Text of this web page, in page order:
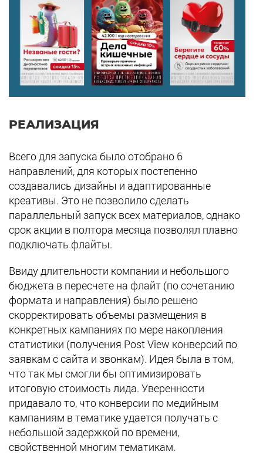
РЕАЛИЗАЦИЯ
Всего для запуска было отобрано 6
направлений, для которых постепенно
создавались дизайны и адаптированные
креативы. Это не позволило сделать
параллельный запуск всех материалов, однако
срок акции в полтора месяца позволял плавно
подключать флайты.
Ввиду длительности компании и небольшого
бюджета в пересчете на флайт (по сочетанию
формата и направления) было решено
скорректировать объемы размещения в
конкретных кампаниях по мере накопления
статистики (получения Post View конверсий по
заявкам с сайта и звонкам). Идея была в том,
что так мы смогли бы оптимизировать
итоговую стоимость лида. Уверенности
придавало то, что конверсии по медийным
кампаниям в тематике удается получать с
небольшой задержкой по времени,
свойственной многим тематикам.